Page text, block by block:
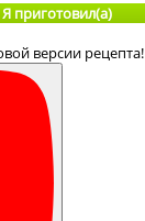
Я приготовил(а)
версии рецепта!